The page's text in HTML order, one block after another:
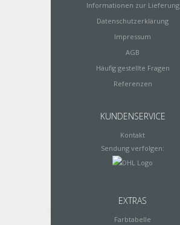
Informationen zur Lieferung
Datenschutzerklärung
Impressum
AGB
Häufig gestellte Fragen
Referenzen
KUNDENSERVICE
Kontakt
Sendung verfolgen:
EXTRAS
Farbtabelle